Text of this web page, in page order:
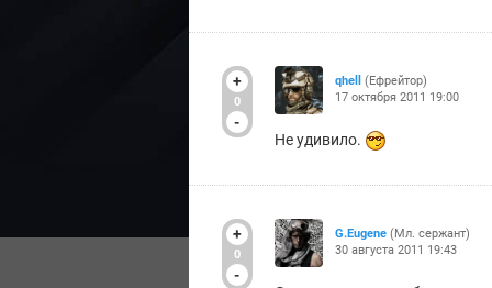
+
0
-
qhell
(Ефрейтор)
17 октября 2011 19:00
Не удивило.
+
0
-
G.Eugene (Мл. сержант)
30 августа 2011 19:43